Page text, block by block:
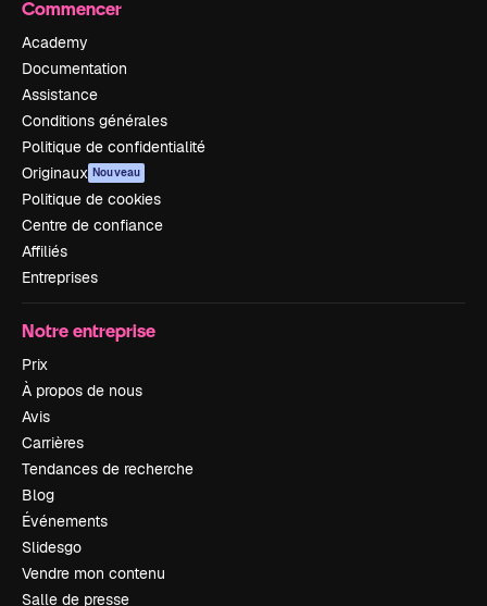
Commencer
Academy
Documentation
Assistance
Conditions générales
Politique de confidentialité
Originaux Nouveau
Politique de cookies
Centre de confiance
Affiliés
Entreprises
Notre entreprise
Prix
À propos de nous
Avis
Carrières
Tendances de recherche
Blog
Événements
Slidesgo
Vendre mon contenu
Salle de presse